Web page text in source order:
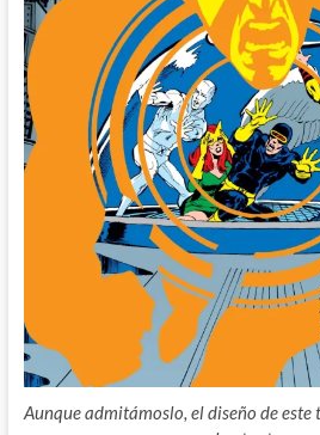
Aunque admitámoslo, el diseño de este